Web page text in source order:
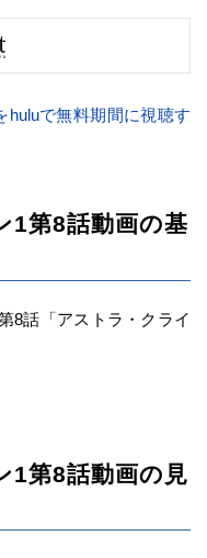
huluで無料期間に視聴す
1第8話動画の基
8話「アストラ・クライ
1第8話動画の見